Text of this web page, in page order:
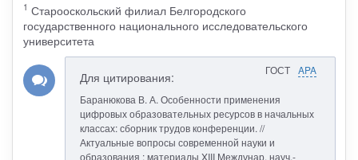
1 Старооскольский филиал Белгородского
государственного национального исследовательского
университета
ГОСТ APA
Для цитирования:
Баранюкова В. А. Особенности применения
цифровых образовательных ресурсов в начальных
классах: сборник трудов конференции. //
Актуальные вопросы современной науки и
образования : материалы XIII Междунар. науч.-